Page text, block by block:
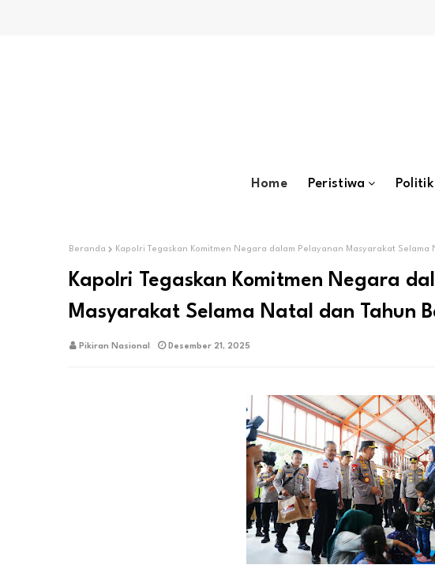
Home Peristiwa Politik
Beranda Kapolri Tegaskan Komitmen Negara dalam Pelayanan Masyarakat Selama
Kapolri Tegaskan Komitmen Negara
Masyarakat Selama Natal dan Tahun
Pikiran Nasional Desember 21, 2025